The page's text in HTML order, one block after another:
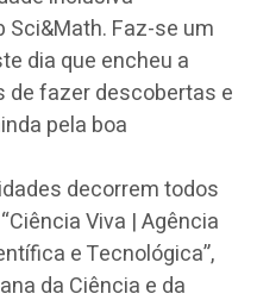
Faz-se um
dia que encheu a
de fazer descobertas e
pela boa
decorrem todos
Viva | Agência
e Tecnológica”,
da Ciência e da